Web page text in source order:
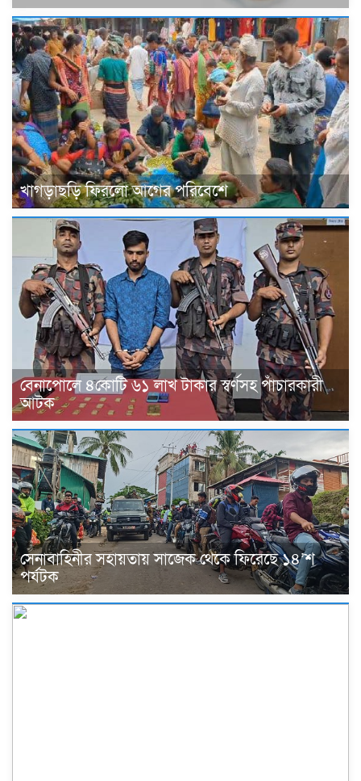
খাগড়াছড়ি ফিরলো আগের পরিবেশে
বেনাপোলে ৪কোটি ৬১ লাখ টাকার স্বর্ণসহ পাঁচারকারী
আটক
সেনাবাহিনীর সহায়তায় সাজেক থেকে ফিরেছে ১৪’শ
পর্যটক